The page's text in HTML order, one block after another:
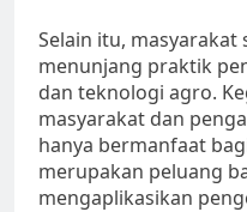
Selain itu,
menunjang praktik
dan teknologi agro.
masyarakat dan
hanya bermanfaat
merupakan peluang
mengaplikasikan